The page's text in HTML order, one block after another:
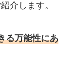
介します。
る万能性にあ